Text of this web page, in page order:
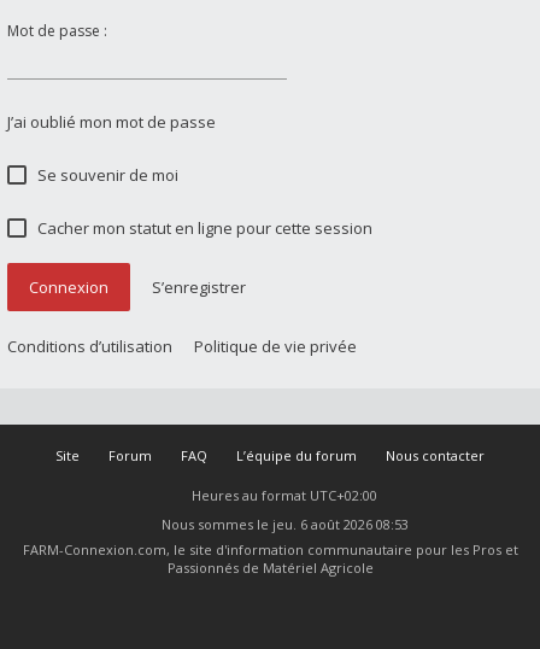
Mot de passe :
J’ai oublié mon mot de passe
Se souvenir de moi
Cacher mon statut en ligne pour cette session
Connexion S’enregistrer
Conditions d’utilisation Politique de vie privée
Site Forum FAQ L’équipe du forum Nous contacter
Heures au format UTC+02:00
Nous sommes le jeu. 6 août 2026 08:53
FARM-Connexion.com, le site d'information communautaire pour les Pros et
Passionnés de Matériel Agricole